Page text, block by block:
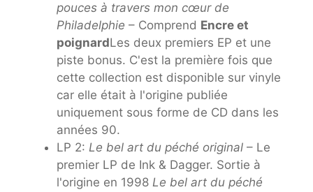
pouces à travers mon cœur de
Philadelphie – Comprend Encre et
poignardLes deux premiers EP et une
piste bonus. C'est la première fois que
cette collection est disponible sur vinyle
car elle était à l'origine publiée
uniquement sous forme de CD dans les
années 90.
LP 2: Le bel art du péché original – Le
premier LP de Ink & Dagger. Sortie à
l'origine en 1998 Le bel art du péché